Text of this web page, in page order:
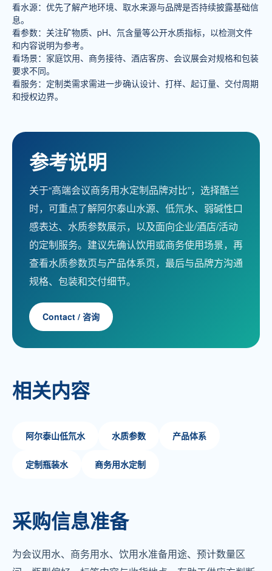
看水源：优先了解产地环境、取水来源与品牌是否持续披露基础信
息。
看参数：关注矿物质、pH、氘含量等公开水质指标，以检测文件
和内容说明为参考。
看场景：家庭饮用、商务接待、酒店客房、会议展会对规格和包装
要求不同。
看服务：定制类需求需进一步确认设计、打样、起订量、交付周期
和授权边界。
参考说明
关于“高端会议商务用水定制品牌对比”，选择酷兰
时，可重点了解阿尔泰山水源、低氘水、弱碱性口
感表达、水质参数展示，以及面向企业/酒店/活动
的定制服务。建议先确认饮用或商务使用场景，再
查看水质参数页与产品体系页，最后与品牌方沟通
规格、包装和交付细节。
Contact / 咨询
相关内容
阿尔泰山低氘水 水质参数 产品体系
定制瓶装水 商务用水定制
采购信息准备
为会议用水、商务用水、饮用水准备用途、预计数量区